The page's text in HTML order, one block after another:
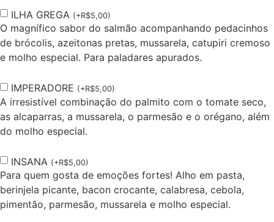
ILHA GREGA (+R$5,00)
O magnífico sabor do salmão acompanhando pedacinhos
de brócolis, azeitonas pretas, mussarela, catupiri cremoso
e molho especial. Para paladares apurados.
IMPERADORE (+R$5,00)
A irresistível combinação do palmito com o tomate seco,
as alcaparras, a mussarela, o parmesão e o orégano, além
do molho especial.
INSANA (+R$5,00)
Para quem gosta de emoções fortes! Alho em pasta,
berinjela picante, bacon crocante, calabresa, cebola,
pimentão, parmesão, mussarela e molho especial.